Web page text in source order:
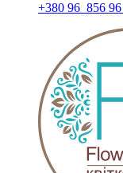
+380 96 856 96